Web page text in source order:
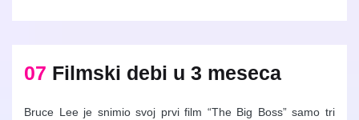
07 Filmski debi u 3 meseca
Bruce Lee je snimio svoj prvi film “The Big Boss” samo tri